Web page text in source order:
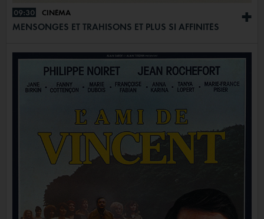
+
09:30 CINÉMA
MENSONGES ET TRAHISONS ET PLUS SI AFFINITÉS